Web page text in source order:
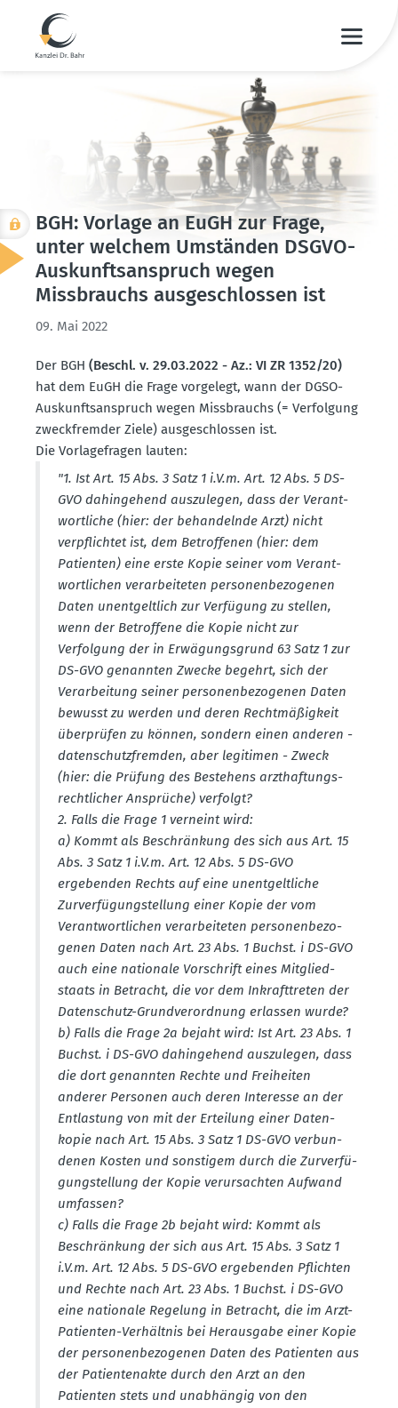
BGH: Vorlage an EuGH zur Frage,
unter welchem Umständen DSGVO-
Auskunfts­an­spruch wegen
Missbrauchs ausge­schlossen ist
09. Mai 2022
Der BGH (Beschl. v. 29.03.2022 - Az.: VI ZR 1352/20)
hat dem EuGH die Frage vorgelegt, wann der DGSO-
Auskunfts­an­spruch wegen Missbrauchs (= Verfolgung
zweck­fremder Ziele) ausge­schlossen ist.
Die Vorla­ge­fragen lauten:
"1. Ist Art. 15 Abs. 3 Satz 1 i.V.m. Art. 12 Abs. 5 DS-
GVO dahin­gehend auszu­legen, dass der Verant­
wort­liche (hier: der behan­delnde Arzt) nicht
verpflichtet ist, dem Betrof­fenen (hier: dem
Patienten) eine erste Kopie seiner vom Verant­
wort­lichen verar­bei­teten perso­nen­be­zo­genen
Daten unent­geltlich zur Verfügung zu stellen,
wenn der Betroffene die Kopie nicht zur
Verfolgung der in Erwägungs­grund 63 Satz 1 zur
DS-GVO genannten Zwecke begehrt, sich der
Verar­beitung seiner perso­nen­be­zo­genen Daten
bewusst zu werden und deren Recht­mä­ßigkeit
überprüfen zu können, sondern einen anderen -
daten­schutz­fremden, aber legitimen - Zweck
(hier: die Prüfung des Bestehens arzthaf­tungs­
recht­licher Ansprüche) verfolgt?
2. Falls die Frage 1 verneint wird:
a) Kommt als Beschränkung des sich aus Art. 15
Abs. 3 Satz 1 i.V.m. Art. 12 Abs. 5 DS-GVO
ergebenden Rechts auf eine unent­gelt­liche
Zurver­fü­gung­stellung einer Kopie der vom
Verant­wort­lichen verar­bei­teten perso­nen­be­zo­
genen Daten nach Art. 23 Abs. 1 Buchst. i DS-GVO
auch eine nationale Vorschrift eines Mitglied­
staats in Betracht, die vor dem Inkraft­treten der
Daten­schutz-Grund­ver­ordnung erlassen wurde?
b) Falls die Frage 2a bejaht wird: Ist Art. 23 Abs. 1
Buchst. i DS-GVO dahin­gehend auszu­legen, dass
die dort genannten Rechte und Freiheiten
anderer Personen auch deren Interesse an der
Entlastung von mit der Erteilung einer Daten­
kopie nach Art. 15 Abs. 3 Satz 1 DS-GVO verbun­
denen Kosten und sonstigem durch die Zurver­fü­
gung­stellung der Kopie verur­sachten Aufwand
umfassen?
c) Falls die Frage 2b bejaht wird: Kommt als
Beschränkung der sich aus Art. 15 Abs. 3 Satz 1
i.V.m. Art. 12 Abs. 5 DS-GVO ergebenden Pflichten
und Rechte nach Art. 23 Abs. 1 Buchst. i DS-GVO
eine nationale Regelung in Betracht, die im Arzt-
Patienten-Verhältnis bei Herausgabe einer Kopie
der perso­nen­be­zo­genen Daten des Patienten aus
der Patien­tenakte durch den Arzt an den
Patienten stets und unabhängig von den